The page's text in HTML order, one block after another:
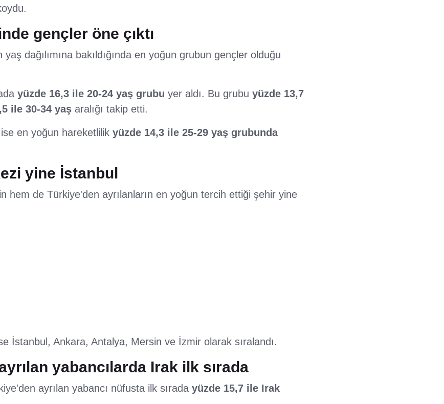
gençler öne çıktı
dağılımına bakıldığında en yoğun grubun gençler olduğu
yüzde 16,3 ile 20-24 yaş grubu yer aldı. Bu grubu yüzde 13,7
ile 30-34 yaşaralığı takip etti.
en yoğun hareketlilik yüzde 14,3 ile 25-29 yaş grubunda
yine İstanbul
hem de Türkiye'den ayrılanların en yoğun tercih ettiği şehir yine
İstanbul, Ankara, Antalya, Mersin ve İzmir olarak sıralandı.
yabancılarda Irak ilk sırada
ayrılan yabancı nüfusta ilk sırada yüzde 15,7 ile Irak